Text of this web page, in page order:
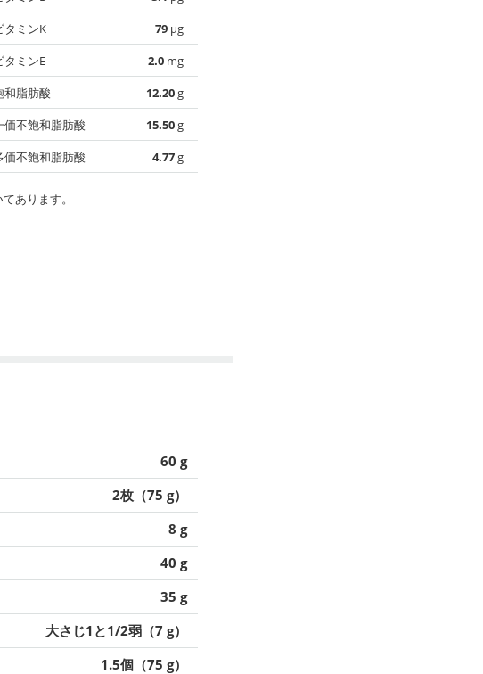
タミンK
79 µg
タミンE
2.0 mg
和脂肪酸
12.20g
価不飽和脂肪酸
15.50g
価不飽和脂肪酸
4.77g
あります。
60 g
2枚（75 g）
8 g
40 g
35 g
大さじ1と1/2弱（7 g）
1.5個（75 g）